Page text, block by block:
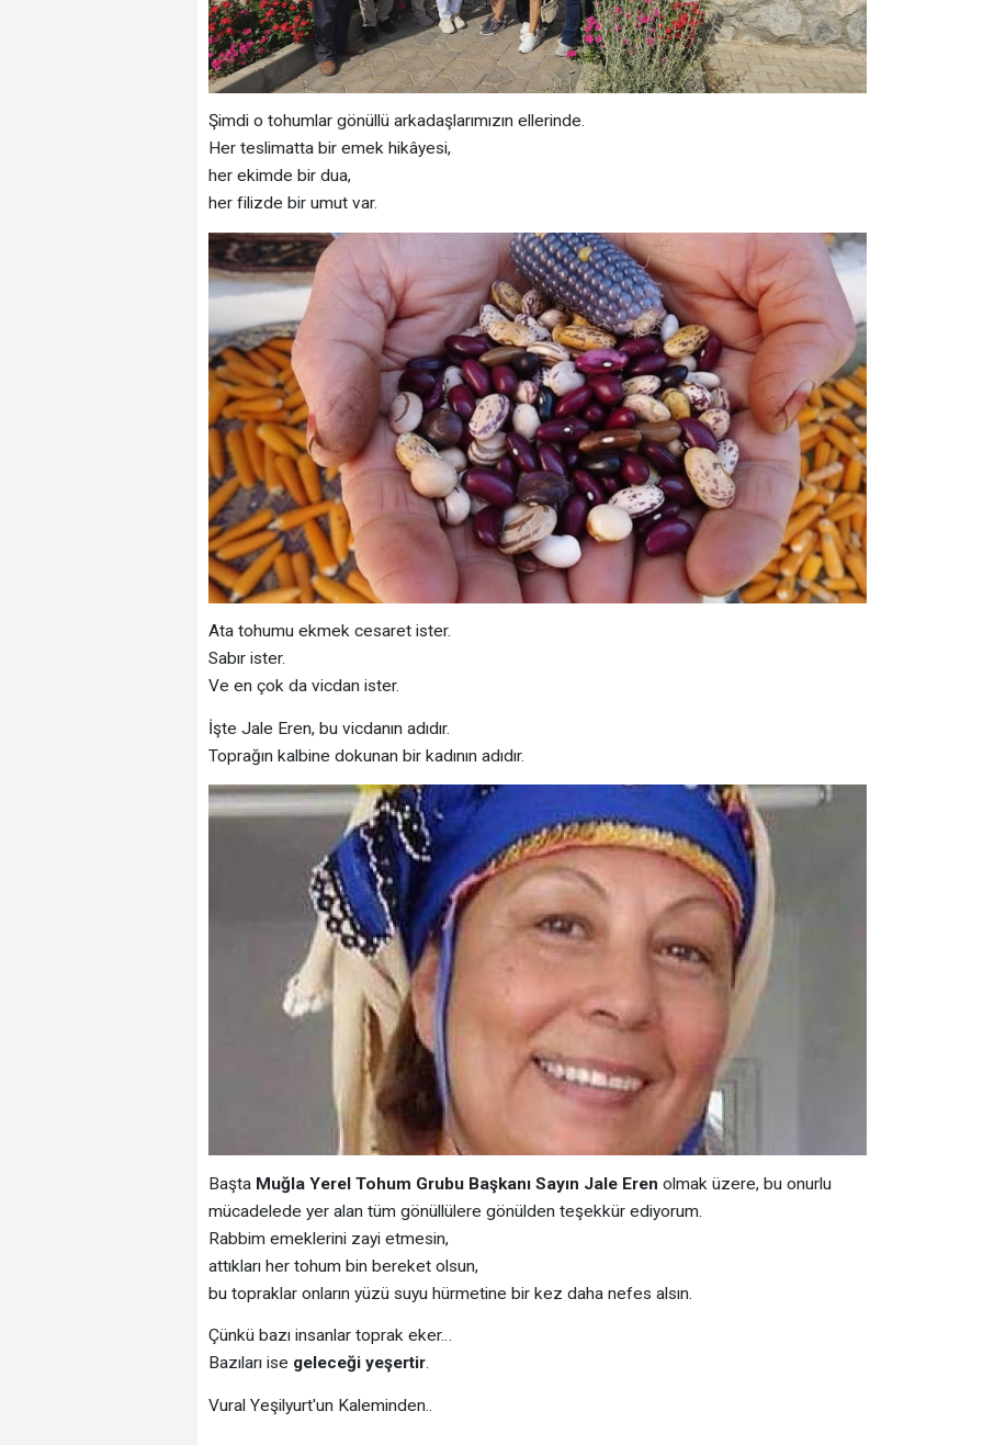
Şimdi o tohumlar gönüllü arkadaşlarımızın ellerinde.
Her teslimatta bir emek hikâyesi,
her ekimde bir dua,
her filizde bir umut var.
Ata tohumu ekmek cesaret ister.
Sabır ister.
Ve en çok da vicdan ister.
İşte Jale Eren, bu vicdanın adıdır.
Toprağın kalbine dokunan bir kadının adıdır.
Başta Muğla Yerel Tohum Grubu Başkanı Sayın Jale Eren olmak üzere, bu onurlu
mücadelede yer alan tüm gönüllülere gönülden teşekkür ediyorum.
Rabbim emeklerini zayi etmesin,
attıkları her tohum bin bereket olsun,
bu topraklar onların yüzü suyu hürmetine bir kez daha nefes alsın.
Çünkü bazı insanlar toprak eker…
Bazıları ise geleceği yeşertir.
Vural Yeşilyurt'un Kaleminden..